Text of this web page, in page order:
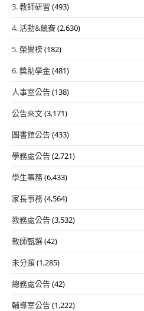
3. 教師研習 (493)
4. 活動&競賽(2,630)
5. 榮譽榜(182)
6. 獎助學金(481)
人事室公告(138)
公告來文(3,171)
圖書館公告(433)
學務處公告(2,721)
學生事務(6,433)
家長事務(4,564)
教務處公告(3,532)
教師甄選(42)
未分類(1,285)
總務處公告(42)
輔導室公告(1,222)